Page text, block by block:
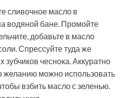
сливочное масло в
водяной бане. Промойте
добавьте в масло
Спрессуйте туда же
чеснока. Аккуратно
можно использовать
взбить масло с зеленью.